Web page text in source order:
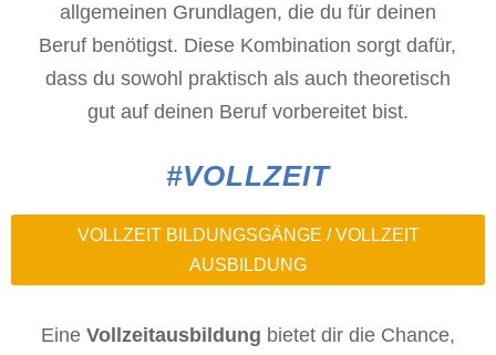
allgemeinen Grundlagen, die du für deinen
Beruf benötigst. Diese Kombination sorgt dafür,
dass du sowohl praktisch als auch theoretisch
gut auf deinen Beruf vorbereitet bist.
#VOLLZEIT
VOLLZEIT BILDUNGSGÄNGE / VOLLZEIT
AUSBILDUNG
Eine Vollzeitausbildung bietet dir die Chance,